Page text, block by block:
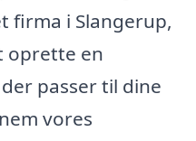
firma i Slangerup,
oprette en
passer til dine
vores